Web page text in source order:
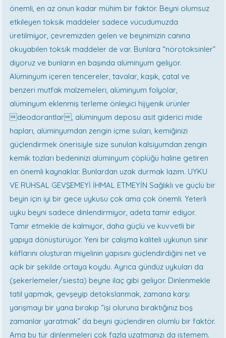
önemli, en az onun kadar mühim bir faktör. Beyni olumsuz
etkileyen toksik maddeler sadece vücudumuzda
üretilmiyor, çevremizden gelen ve beynimizin canına
okuyabilen toksik maddeler de var. Bunlara “nörotoksinler”
diyoruz ve bunların en başında alüminyum geliyor.
Alüminyum içeren tencereler, tavalar, kaşık, çatal ve
benzeri mutfak malzemeleri, alüminyum folyolar,
alüminyum eklenmiş terleme önleyici hijyenik ürünler
deodorantlar, alüminyum deposu asit giderici mide
hapları, alüminyumdan zengin içme suları, kemiğinizi
güçlendirmek önerisiyle size sunulan kalsiyumdan zengin
kemik tozları bedeninizi alüminyum çöplüğü haline getiren
en önemli kaynaklar. Bunlardan uzak durmak lazım. UYKU
VE RUHSAL GEVŞEMEYİ İHMAL ETMEYİN Sağlıklı ve güçlü bir
beyin için iyi bir gece uykusu çok ama çok önemli. Yeterli
uyku beyni sadece dinlendirmiyor, adeta tamir ediyor.
Tamir etmekle de kalmıyor, daha güçlü ve kuvvetli bir
yapıya dönüştürüyor. Yeni bir çalışma kaliteli uykunun sinir
kılıflarını oluşturan miyelinin yapısını güçlendirdiğini net ve
açık bir şekilde ortaya koydu. Ayrıca gündüz uykuları da
(şekerlemeler/siesta) beyne ilaç gibi geliyor. Dinlenmekle
tatil yapmak, gevşeyip detokslanmak, zamana karşı
yarışmayı bir yana bırakıp “işi oluruna bıraktığınız boş
zamanlar yaratmak” da beyni güçlendiren olumlu bir faktör.
Ama bu tür dinlenmeleri çok fazla uzatmanızı da istemem.